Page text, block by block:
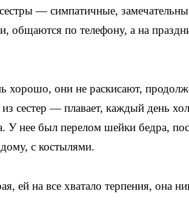
— симпатичные,
общаются по телефону, а на
хорошо, они не раскисают,
сестер — плавает, каждый день
У нее был перелом шейки бедра,
дому, с костылями.
ей на все хватало терпения, она